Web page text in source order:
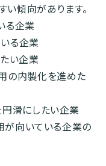
い傾向があります。
る企業
る企業
い企業
の内製化を進めた
円滑にしたい企業
が向いている企業の